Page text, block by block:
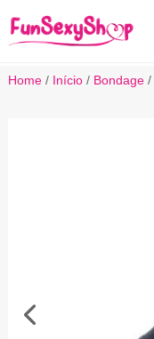
Home/ Início/ Bondage/